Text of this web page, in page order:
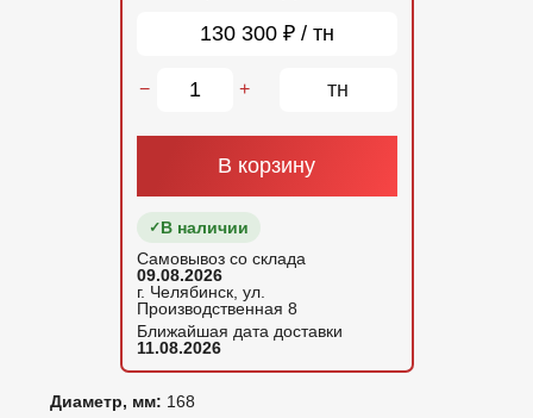
Диаметр, мм: 168
130 300 ₽ / тн
− + тн
В корзину
В наличии
Самовывоз со склада
09.08.2026
г. Челябинск, ул.
Производственная 8
Ближайшая дата доставки
11.08.2026